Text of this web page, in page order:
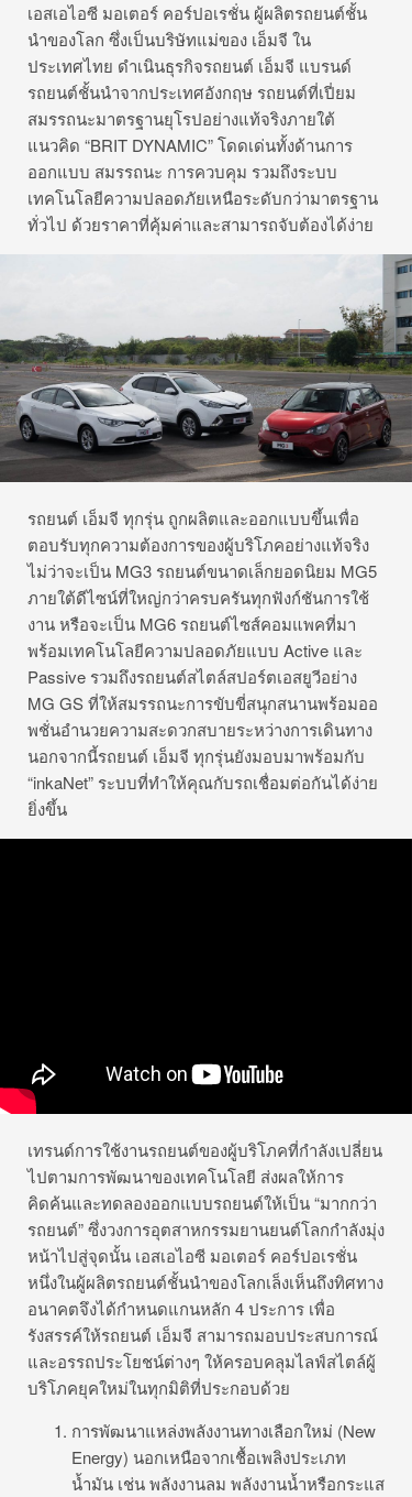
เอสเอไอซี มอเตอร์ คอร์ปอเรชั่น ผู้ผลิตรถยนต์ชั้น
นำของโลก ซึ่งเป็นบริษัทแม่ของ เอ็มจี ใน
ประเทศไทย ดำเนินธุรกิจรถยนต์ เอ็มจี แบรนด์
รถยนต์ชั้นนำจากประเทศอังกฤษ รถยนต์ที่เปี่ยม
สมรรถนะมาตรฐานยุโรปอย่างแท้จริงภายใต้
แนวคิด “BRIT DYNAMIC” โดดเด่นทั้งด้านการ
ออกแบบ สมรรถนะ การควบคุม รวมถึงระบบ
เทคโนโลยีความปลอดภัยเหนือระดับกว่ามาตรฐาน
ทั่วไป ด้วยราคาที่คุ้มค่าและสามารถจับต้องได้ง่าย
รถยนต์ เอ็มจี ทุกรุ่น ถูกผลิตและออกแบบขึ้นเพื่อ
ตอบรับทุกความต้องการของผู้บริโภคอย่างแท้จริง
ไม่ว่าจะเป็น MG3 รถยนต์ขนาดเล็กยอดนิยม MG5
ภายใต้ดีไซน์ที่ใหญ่กว่าครบครันทุกฟังก์ชันการใช้
งาน หรือจะเป็น MG6 รถยนต์ไซส์คอมแพคที่มา
พร้อมเทคโนโลยีความปลอดภัยแบบ Active และ
Passive รวมถึงรถยนต์สไตล์สปอร์ตเอสยูวีอย่าง
MG GS ที่ให้สมรรถนะการขับขี่สนุกสนานพร้อมออ
พชั่นอำนวยความสะดวกสบายระหว่างการเดินทาง
นอกจากนี้รถยนต์ เอ็มจี ทุกรุ่นยังมอบมาพร้อมกับ
“inkaNet” ระบบที่ทำให้คุณกับรถเชื่อมต่อกันได้ง่าย
ยิ่งขึ้น
เทรนด์การใช้งานรถยนต์ของผู้บริโภคที่กำลังเปลี่ยน
ไปตามการพัฒนาของเทคโนโลยี ส่งผลให้การ
คิดค้นและทดลองออกแบบรถยนต์ให้เป็น “มากกว่า
รถยนต์” ซึ่งวงการอุตสาหกรรมยานยนต์โลกกำลังมุ่ง
หน้าไปสู่จุดนั้น เอสเอไอซี มอเตอร์ คอร์ปอเรชั่น
หนึ่งในผู้ผลิตรถยนต์ชั้นนำของโลกเล็งเห็นถึงทิศทาง
อนาคตจึงได้กำหนดแกนหลัก 4 ประการ เพื่อ
รังสรรค์ให้รถยนต์ เอ็มจี สามารถมอบประสบการณ์
และอรรถประโยชน์ต่างๆ ให้ครอบคลุมไลฟ์สไตล์ผู้
บริโภคยุคใหม่ในทุกมิติที่ประกอบด้วย
การพัฒนาแหล่งพลังงานทางเลือกใหม่ (New
Energy) นอกเหนือจากเชื้อเพลิงประเภท
น้ำมัน เช่น พลังงานลม พลังงานน้ำหรือกระแส